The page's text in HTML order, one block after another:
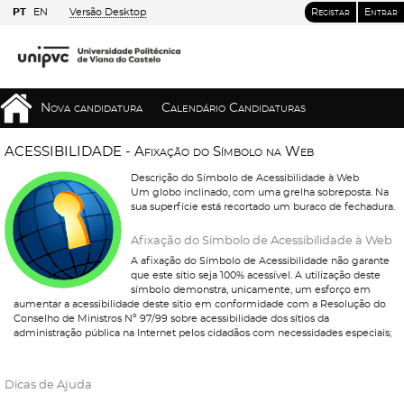
PT EN Versão Desktop Registar Entrar
Nova candidatura Calendário Candidaturas
AC ESS B L DADE - Afixação do Símbolo na Web
Descrição do Símbolo de Acessibilidade à Web
Um globo inclinado, com uma grelha sobreposta. Na
sua superfície está recortado um buraco de fechadura.
Afixação do Símbolo de Acessibilidade à Web
A afixação do Símbolo de Acessibilidade não garante
que este sítio seja 100% acessível. A utilização deste
símbolo demonstra, unicamente, um esforço em
aumentar a acessibilidade deste sítio em conformidade com a Resolução do
Conselho de Ministros Nº 97/99 sobre acessibilidade dos sítios da
administração pública na Internet pelos cidadãos com necessidades especiais;
Dicas de Ajuda